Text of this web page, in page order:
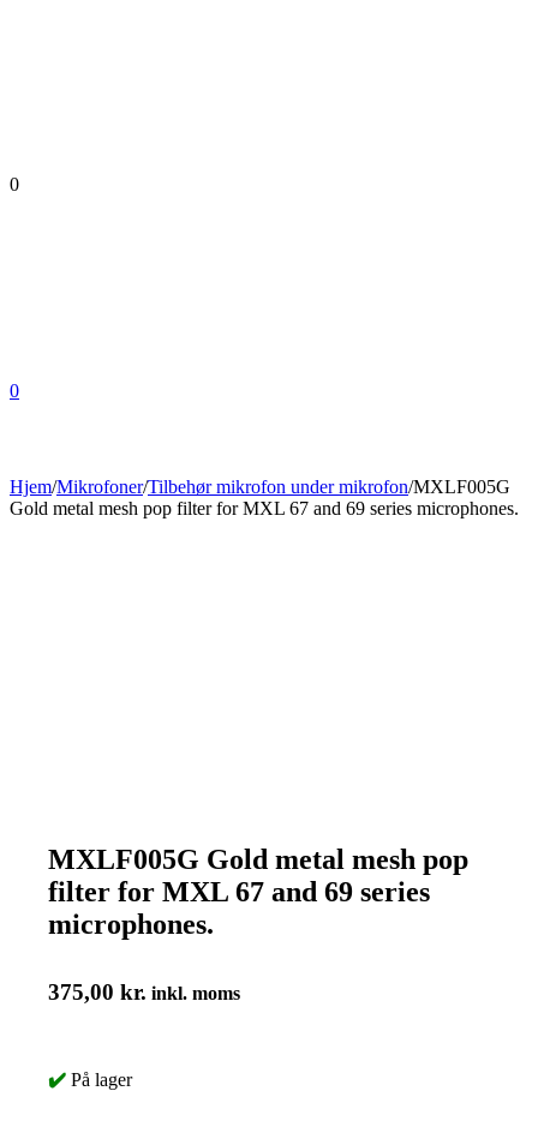
0
0
Hjem/Mikrofoner/Tilbehør mikrofon under mikrofon/MXLF005G
Gold metal mesh pop filter for MXL 67 and 69 series microphones.
MXLF005G Gold metal mesh pop
filter for MXL 67 and 69 series
microphones.
375,00 kr. inkl. moms
✔️ På lager